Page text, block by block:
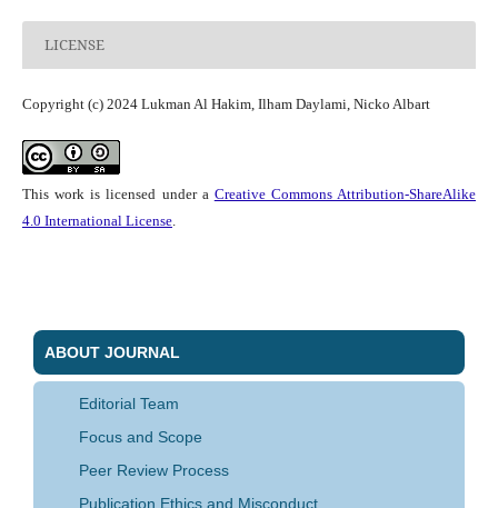
LICENSE
Copyright (c) 2024 Lukman Al Hakim, Ilham Daylami, Nicko Albart
This work is licensed under a Creative Commons Attribution-ShareAlike
4.0 International License.
ABOUT JOURNAL
Editorial Team
Focus and Scope
Peer Review Process
Publication Ethics and Misconduct